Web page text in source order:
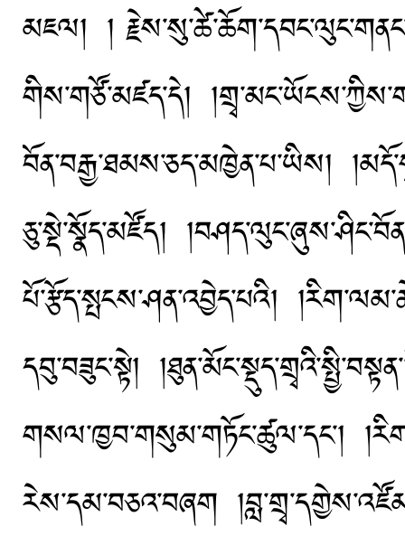
མཇལ། །
གིས་གཙོ་མཛད་དེ།
བོན་བརྒྱ་ཐམས་ཅད་མཁྱེན་པ་ཡིས།
ཅུ་སྡེ་སྣོད་མཛོད།
པོ་རྩོད་སྤངས་ཤན་འབྱེད་པའི།
དབུ་བཟུང་སྟེ།
གསལ་ཁྱབ་གསུམ་གཏོང་ཚུལ་དང་།
རེས་དམ་བཅའ་བཞག